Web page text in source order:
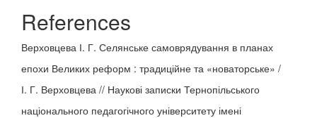
References
Верховцева І. Г. Селянське самоврядування в планах
епохи Великих реформ : традиційне та «новаторське» /
І. Г. Верховцева // Наукові записки Тернопільського
національного педагогічного університету імені